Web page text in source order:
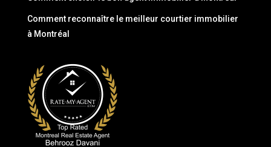
Comment reconnaître le meilleur courtier immobilier
à Montréal